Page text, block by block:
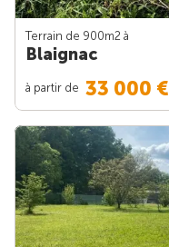
Terrain de 900m2 à
Blaignac
à partir de 33 000 €